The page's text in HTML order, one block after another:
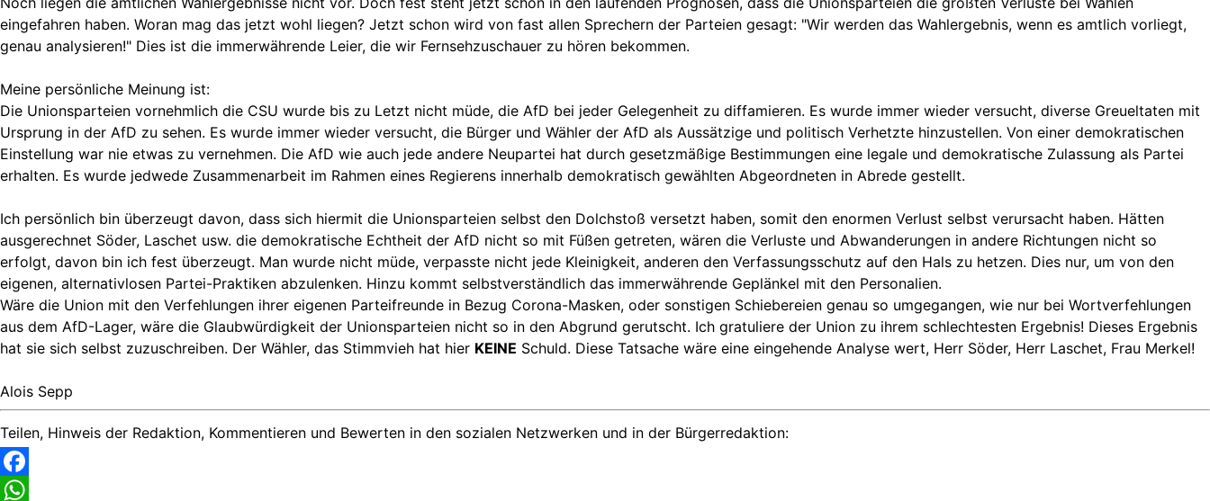
eingefahren haben. Woran mag das jetzt wohl liegen? Jetzt schon wird von fast allen Sprechern der Parteien gesagt: "Wir werden das Wahlergebnis, wenn es amtlich vorliegt,
genau analysieren!" Dies ist die immerwährende Leier, die wir Fernsehzuschauer zu hören bekommen.
Meine persönliche Meinung ist:
Die Unionsparteien vornehmlich die CSU wurde bis zu Letzt nicht müde, die AfD bei jeder Gelegenheit zu diffamieren. Es wurde immer wieder versucht, diverse Greueltaten mit
Ursprung in der AfD zu sehen. Es wurde immer wieder versucht, die Bürger und Wähler der AfD als Aussätzige und politisch Verhetzte hinzustellen. Von einer demokratischen
Einstellung war nie etwas zu vernehmen. Die AfD wie auch jede andere Neupartei hat durch gesetzmäßige Bestimmungen eine legale und demokratische Zulassung als Partei
erhalten. Es wurde jedwede Zusammenarbeit im Rahmen eines Regierens innerhalb demokratisch gewählten Abgeordneten in Abrede gestellt.
Ich persönlich bin überzeugt davon, dass sich hiermit die Unionsparteien selbst den Dolchstoß versetzt haben, somit den enormen Verlust selbst verursacht haben. Hätten
ausgerechnet Söder, Laschet usw. die demokratische Echtheit der AfD nicht so mit Füßen getreten, wären die Verluste und Abwanderungen in andere Richtungen nicht so
erfolgt, davon bin ich fest überzeugt. Man wurde nicht müde, verpasste nicht jede Kleinigkeit, anderen den Verfassungsschutz auf den Hals zu hetzen. Dies nur, um von den
eigenen, alternativlosen Partei-Praktiken abzulenken. Hinzu kommt selbstverständlich das immerwährende Geplänkel mit den Personalien.
Wäre die Union mit den Verfehlungen ihrer eigenen Parteifreunde in Bezug Corona-Masken, oder sonstigen Schiebereien genau so umgegangen, wie nur bei Wortverfehlungen
aus dem AfD-Lager, wäre die Glaubwürdigkeit der Unionsparteien nicht so in den Abgrund gerutscht. Ich gratuliere der Union zu ihrem schlechtesten Ergebnis! Dieses Ergebnis
hat sie sich selbst zuzuschreiben. Der Wähler, das Stimmvieh hat hier KEINE Schuld. Diese Tatsache wäre eine eingehende Analyse wert, Herr Söder, Herr Laschet, Frau Merkel!
Alois Sepp
Teilen, Hinweis der Redaktion, Kommentieren und Bewerten in den sozialen Netzwerken und in der Bürgerredaktion:
Facebook